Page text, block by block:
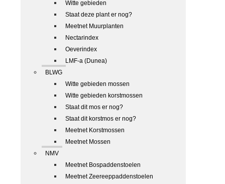
Witte gebieden
Staat deze plant er nog?
Meetnet Muurplanten
Nectarindex
Oeverindex
LMF-a (Dunea)
BLWG
Witte gebieden mossen
Witte gebieden korstmossen
Staat dit mos er nog?
Staat dit korstmos er nog?
Meetnet Korstmossen
Meetnet Mossen
NMV
Meetnet Bospaddenstoelen
Meetnet Zeereeppaddenstoelen